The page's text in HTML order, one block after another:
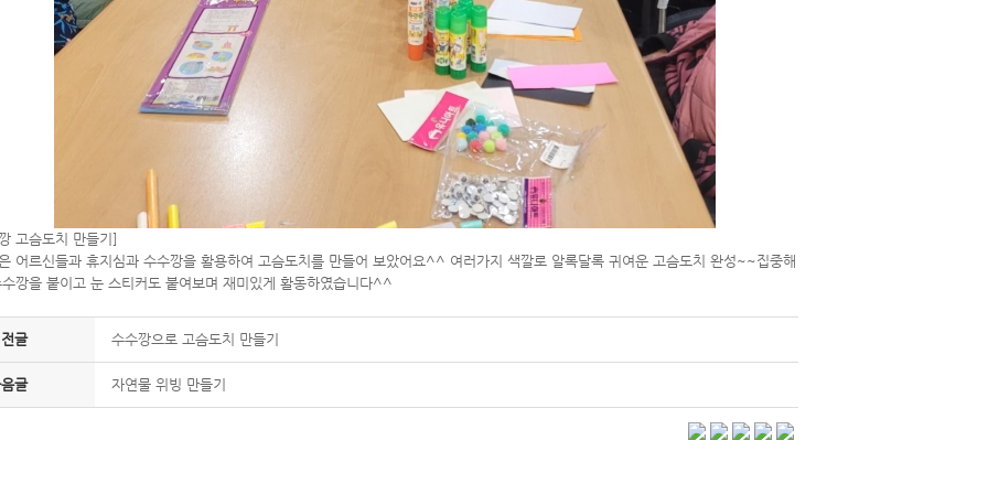
고슴도치 만들기]
어르신들과 휴지심과 수수깡을 활용하여 고슴도치를 만들어 보았어요^^ 여러가지 색깔로 알록달록 귀여운 고슴도치 완성~~집중해
깡을 붙이고 눈 스티커도 붙여보며 재미있게 활동하였습니다^^
글 수수깡으로 고슴도치 만들기
글 자연물 위빙 만들기